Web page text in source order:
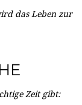
das Leben zur
Zeit gibt: